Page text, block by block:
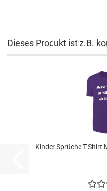
Dieses Produkt ist z.B.
Kinder Sprüche T-Shirt